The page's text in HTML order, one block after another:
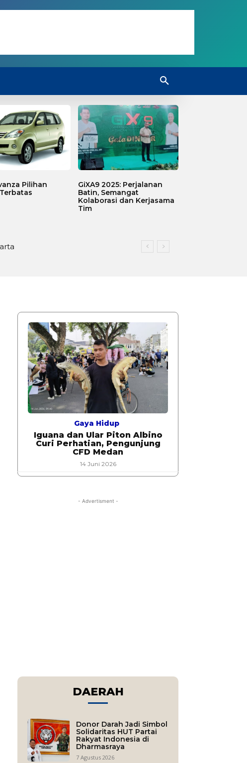
Pilihan
GiXA9 2025: Perjalanan
Batin, Semangat
Kolaborasi dan Kerjasama
Tim
Gaya Hidup
Iguana dan Ular Piton Albino
Curi Perhatian, Pengunjung
CFD Medan
14 Juni 2026
- Advertisment -
DAERAH
Donor Darah Jadi Simbol
Solidaritas HUT Partai
Rakyat Indonesia di
Dharmasraya
7 Agustus 2026